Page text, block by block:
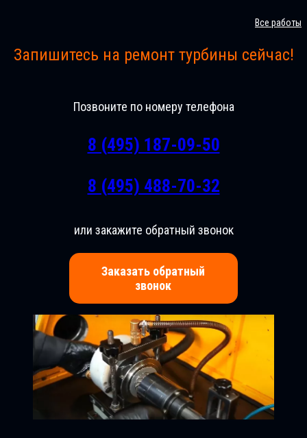
Все работы
Запишитесь на ремонт турбины сейчас!
Позвоните по номеру телефона
8 (495) 187-09-50
8 (495) 488-70-32
или закажите обратный звонок
Заказать обратный
звонок